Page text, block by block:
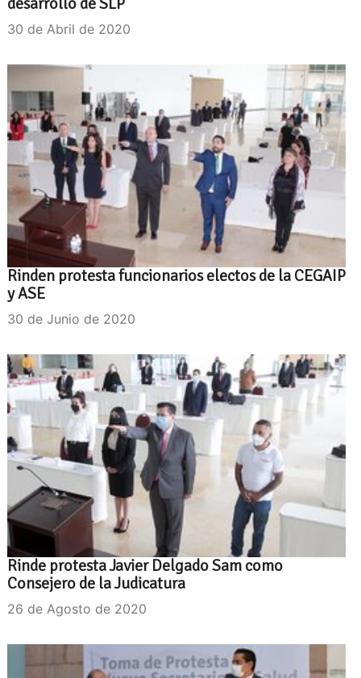
30 de Abril de 2020
Rinden protesta funcionarios electos de la CEGAIP
y ASE
30 de Junio de 2020
Rinde protesta Javier Delgado Sam como
Consejero de la Judicatura
26 de Agosto de 2020